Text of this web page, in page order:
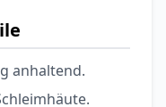
anhaltend.